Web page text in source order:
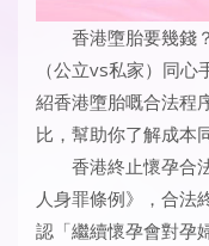
香港墮胎要幾錢
（公立vs私家）同
紹香港墮胎嘅合法程
比，幫助你了解成本
香港終止懷孕合
人身罪條例》，合法
認「繼續懷孕會對孕